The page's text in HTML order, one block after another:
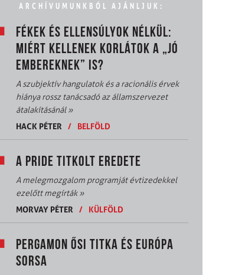
ARCHÍVUMUNKBÓL AJÁNLJUK:
FÉKEK ÉS ELLENSÚLYOK NÉLKÜL:
MIÉRT KELLENEK KORLÁTOK A „JÓ
EMBEREKNEK” IS?
A szubjektív hangulatok és a racionális érvek
hiánya rossz tanácsadó az államszervezet
átalakításánál»
HACK PÉTER
/ BELFÖLD
A PRIDE TITKOLT EREDETE
A melegmozgalom programját évtizedekkel
ezelőtt megírták»
MORVAY PÉTER
/ KÜLFÖLD
PERGAMON ŐSI TITKA ÉS EURÓPA
SORSA